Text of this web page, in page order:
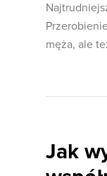
męża, ale
Jak